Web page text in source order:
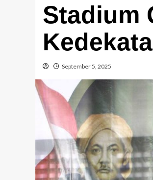
Stadium
September 5, 2025